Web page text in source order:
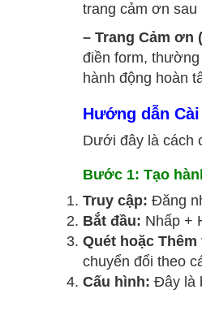
trang cảm ơn sau
– Trang Cảm ơn
điền form, thường
hành động hoàn
Hướng dẫn
Dưới đây là cách
Bước 1: Tạo
Truy cập: Đăng
Bắt đầu: Nhấp +
Quét hoặc
chuyển đổi theo
Cấu hình: Đây là